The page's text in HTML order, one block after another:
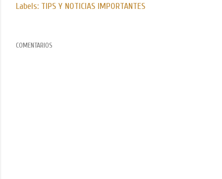
Labels: TIPS Y NOTICIAS IMPORTANTES
COMENTARIOS